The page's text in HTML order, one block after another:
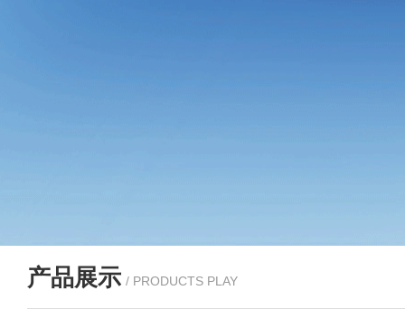
产品展示 / PRODUCTS PLAY